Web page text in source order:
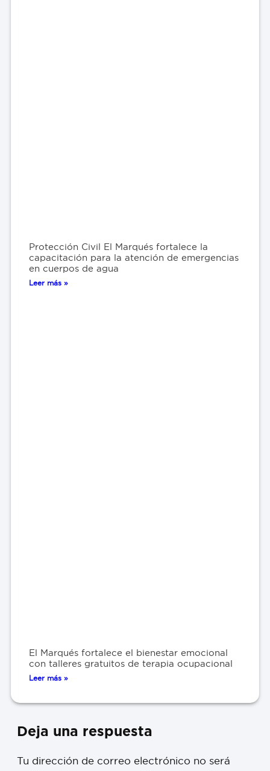
Protección Civil El Marqués fortalece la
capacitación para la atención de emergencias
en cuerpos de agua
Leer más »
El Marqués fortalece el bienestar emocional
con talleres gratuitos de terapia ocupacional
Leer más »
Deja una respuesta
Tu dirección de correo electrónico no será